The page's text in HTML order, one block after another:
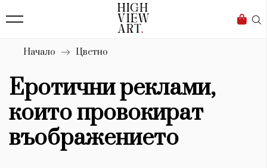
Бизнес
Мода
Dialogue
Изкуство
4340
Красота
Начало Цветно
Еротични реклами,
които провокират
въображението